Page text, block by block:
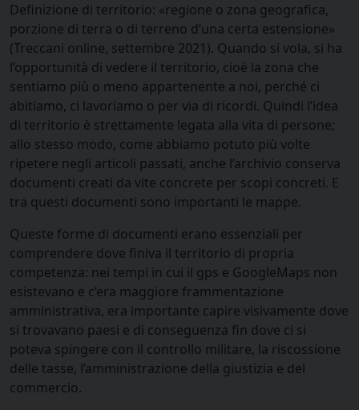
Definizione di territorio: «regione o zona geografica,
porzione di terra o di terreno d’una certa estensione»
(Treccani online, settembre 2021). Quando si vola, si ha
l’opportunità di vedere il territorio, cioè la zona che
sentiamo più o meno appartenente a noi, perché ci
abitiamo, ci lavoriamo o per via di ricordi. Quindi l’idea
di territorio è strettamente legata alla vita di persone;
allo stesso modo, come abbiamo potuto più volte
ripetere negli articoli passati, anche l’archivio conserva
documenti creati da vite concrete per scopi concreti. E
tra questi documenti sono importanti le mappe.
Queste forme di documenti erano essenziali per
comprendere dove finiva il territorio di propria
competenza: nei tempi in cui il gps e GoogleMaps non
esistevano e c’era maggiore frammentazione
amministrativa, era importante capire visivamente dove
si trovavano paesi e di conseguenza fin dove ci si
poteva spingere con il controllo militare, la riscossione
delle tasse, l’amministrazione della giustizia e del
commercio.